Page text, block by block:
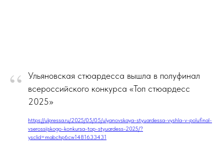
“
Ульяновская стюардесса вышла в полуфинал
всероссийского конкурса «Топ стюардесс
2025»
https://ulpressa.ru/2025/05/05/ulyanovskaya-styuardessa-vyshla-v-polufinal-
vserossijskogo-konkursa-top-styuardess-2025/?
ysclid=mabchp6cw1481633431